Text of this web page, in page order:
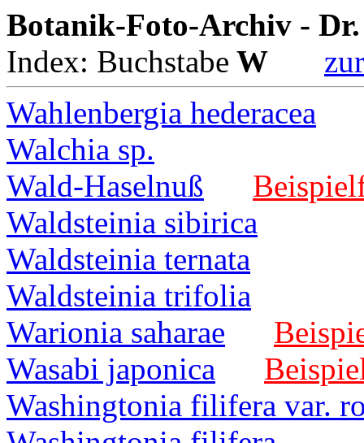
Botanik-Foto-Archiv -
Index: Buchstabe W
Wahlenbergia hederacea
Walchia sp.
Wald-Haselnuß
Waldsteinia sibirica
Waldsteinia ternata
Waldsteinia trifolia
Warionia saharae
Wasabi japonica
Washingtonia filifera var.